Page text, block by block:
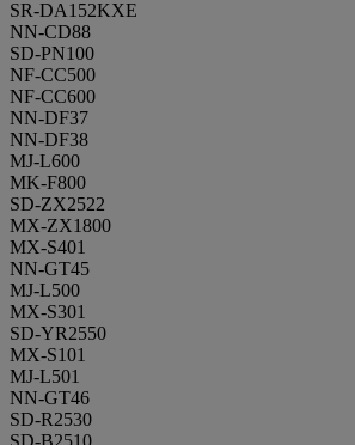
SR-DA152KXE
NN-CD88
SD-PN100
NF-CC500
NF-CC600
NN-DF37
NN-DF38
MJ-L600
MK-F800
SD-ZX2522
MX-ZX1800
MX-S401
NN-GT45
MJ-L500
MX-S301
SD-YR2550
MX-S101
MJ-L501
NN-GT46
SD-R2530
SD-B2510